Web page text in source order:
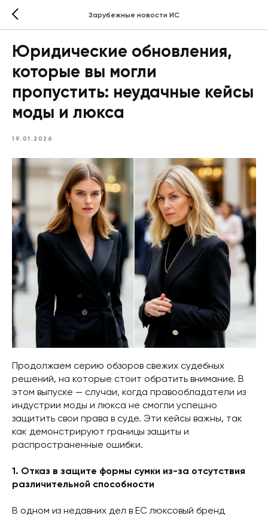
Зарубежные новости ИС
Юридические обновления,
которые вы могли
пропустить: неудачные кейсы
моды и люкса
19.01.2026
Продолжаем серию обзоров свежих судебных
решений, на которые стоит обратить внимание. В
этом выпуске — случаи, когда правообладатели из
индустрии моды и люкса не смогли успешно
защитить свои права в суде. Эти кейсы важны, так
как демонстрируют границы защиты и
распространенные ошибки.
1. Отказ в защите формы сумки из-за отсутствия
различительной способности
В одном из недавних дел в ЕС люксовый бренд